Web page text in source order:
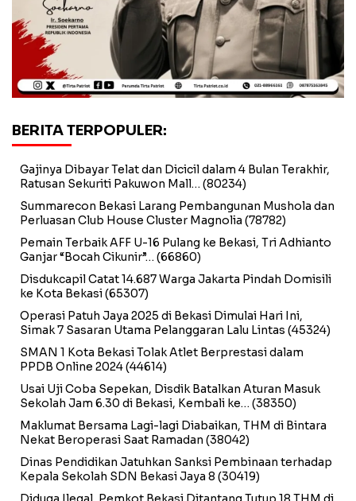
BERITA TERPOPULER:
Gajinya Dibayar Telat dan Dicicil dalam 4 Bulan Terakhir,
Ratusan Sekuriti Pakuwon Mall… (80234)
Summarecon Bekasi Larang Pembangunan Mushola dan
Perluasan Club House Cluster Magnolia (78782)
Pemain Terbaik AFF U-16 Pulang ke Bekasi, Tri Adhianto
Ganjar “Bocah Cikunir”… (66860)
Disdukcapil Catat 14.687 Warga Jakarta Pindah Domisili
ke Kota Bekasi(65307)
Operasi Patuh Jaya 2025 di Bekasi Dimulai Hari Ini,
Simak 7 Sasaran Utama Pelanggaran Lalu Lintas (45324)
SMAN 1 Kota Bekasi Tolak Atlet Berprestasi dalam
PPDB Online 2024(44614)
Usai Uji Coba Sepekan, Disdik Batalkan Aturan Masuk
Sekolah Jam 6.30 di Bekasi, Kembali ke… (38350)
Maklumat Bersama Lagi-lagi Diabaikan, THM di Bintara
Nekat Beroperasi Saat Ramadan (38042)
Dinas Pendidikan Jatuhkan Sanksi Pembinaan terhadap
Kepala Sekolah SDN Bekasi Jaya 8 (30419)